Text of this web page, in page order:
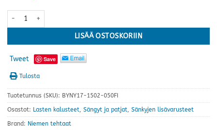
Unipuu lyhyt lisäturvalaita, musta määrä
LISÄÄ OSTOSKORIIN
Tweet Save
Tulosta
Tuotetunnus (SKU): BYNY17-1502-050FI
Osastot: Lasten kalusteet, Sängyt ja patjat, Sänkyjen lisävarusteet
Brand: Niemen tehtaat